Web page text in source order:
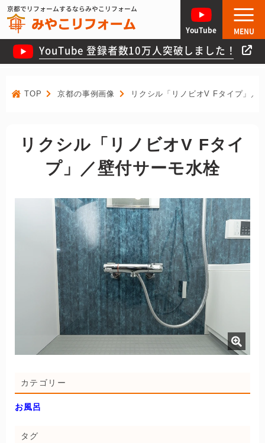
京都でリフォームするならみやこリフォーム
YouTube 登録者数10万人突破しました！
YouTube MENU
TOP 京都の事例画像 リクシル「リノビオV Fタイプ」／
リクシル「リノビオV Fタイ
プ」／壁付サーモ水栓
カテゴリー
お風呂
タグ